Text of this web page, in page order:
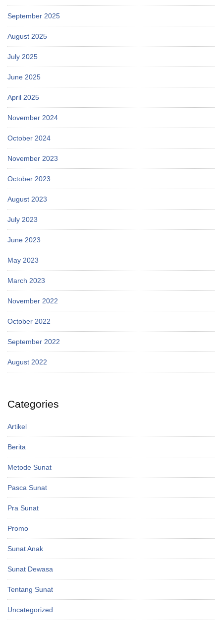
September 2025
August 2025
July 2025
June 2025
April 2025
November 2024
October 2024
November 2023
October 2023
August 2023
July 2023
June 2023
May 2023
March 2023
November 2022
October 2022
September 2022
August 2022
Categories
Artikel
Berita
Metode Sunat
Pasca Sunat
Pra Sunat
Promo
Sunat Anak
Sunat Dewasa
Tentang Sunat
Uncategorized